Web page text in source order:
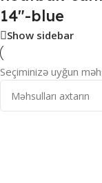
14″-blue
Show sidebar
Seçiminizə uyğun